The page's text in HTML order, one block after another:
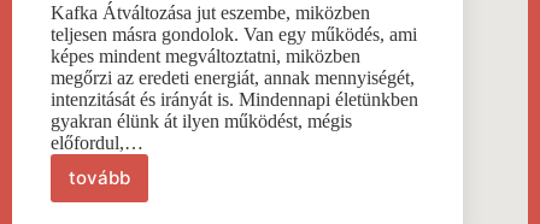
Kafka Átváltozása jut eszembe, miközben
teljesen másra gondolok. Van egy működés, ami
képes mindent megváltoztatni, miközben
megőrzi az eredeti energiát, annak mennyiségét,
intenzitását és irányát is. Mindennapi életünkben
gyakran élünk át ilyen működést, mégis
előfordul,…
továbbtranszformáció
#00033